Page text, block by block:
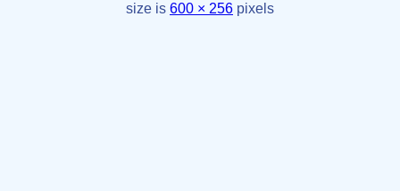
size is 600 × 256 pixels